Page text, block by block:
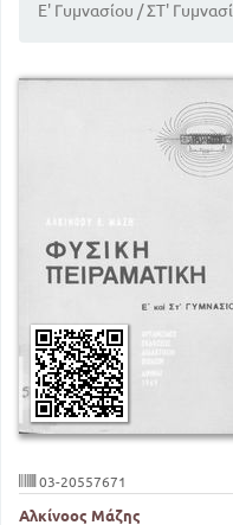
Ε' Γυμνασίου / ΣΤ'
03-20557671
Αλκίνοος Μάζης